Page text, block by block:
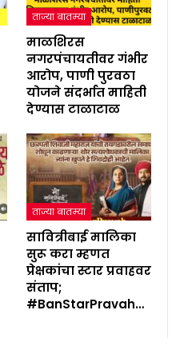
ताज्या बातम्या
माळशिरस
नगरपंचायतीवर गंभीर
आरोप, पाणी पुरवठा
योजने संदर्भात माहिती
देण्यास टाळाटाळ
ताज्या बातम्या
सावित्रीबाई मालिका
सुरू करा म्हणत
प्रेक्षकांचा स्टार प्रवाहवर
संताप;
#BanStarPravah…